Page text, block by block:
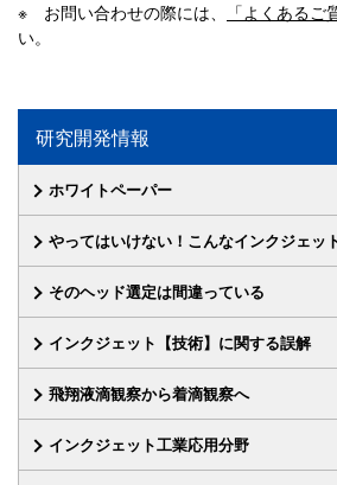
※ お問い合わせの際には、
「よくあるご
い。
研究開発情報
ホワイトペーパー
やってはいけない！こんなインクジェッ
そのヘッド選定は間違っている
インクジェット【技術】に関する誤解
飛翔液滴観察から着滴観察へ
インクジェット工業応用分野